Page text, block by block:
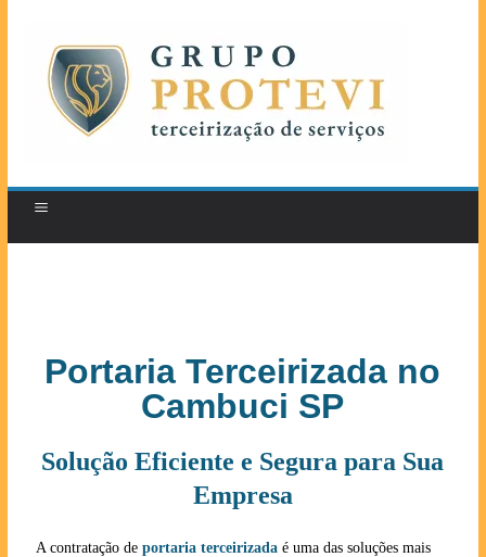
Portaria Terceirizada no
Cambuci SP
Solução Eficiente e Segura para Sua
Empresa
A contratação de portaria terceirizadaé uma das soluções mais